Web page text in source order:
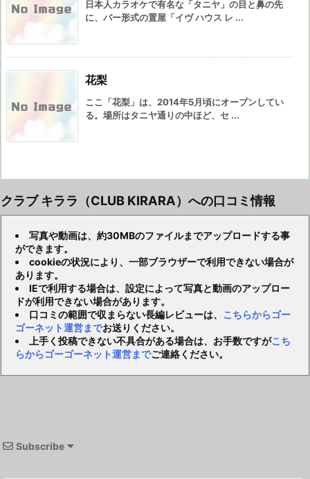
日本人カラオケで有名な「タニヤ」の目と鼻の先
に、バー形式の置屋「イヴ ハウス レ ...
花梨
ここ「花梨」は、2014年5月頃にオープンしてい
る。場所はタニヤ通りの中ほど、セ ...
クラブ キララ（CLUB KIRARA）への口コミ情報
写真や動画は、約30MBのファイルまでアップロードする事
ができます。
cookieの状況により、一部ブラウザーで利用できない場合が
あります。
IEで利用する場合は、設定によって写真と動画のアップロー
ドが利用できない場合があります。
口コミの範囲で収まらない長編レビューは、 こちらからゴー
ゴーネット運営までお送りください。
上手く投稿できない不具合がある場合は、お手数ですがこち
らからゴーゴーネット運営までご連絡ください。
Subscribe